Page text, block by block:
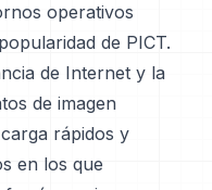
operativos
de PICT.
de Internet y la
de imagen
rápidos y
en los que